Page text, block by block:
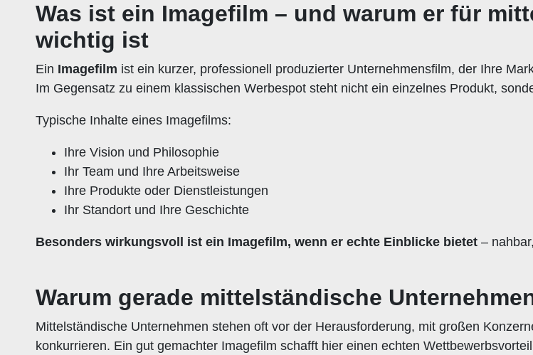
Was ist ein Imagefilm – und warum er für
wichtig ist
Ein Imagefilm ist ein kurzer, professionell produzierter Unternehmensfilm, der Ihre
Im Gegensatz zu einem klassischen Werbespot steht nicht ein einzelnes Produkt,
Typische Inhalte eines Imagefilms:
Ihre Vision und Philosophie
Ihr Team und Ihre Arbeitsweise
Ihre Produkte oder Dienstleistungen
Ihr Standort und Ihre Geschichte
Besonders wirkungsvoll ist ein Imagefilm, wenn er echte Einblicke bietet –
Warum gerade mittelständische
Mittelständische Unternehmen stehen oft vor der Herausforderung, mit großen
konkurrieren. Ein gut gemachter Imagefilm schafft hier einen echten